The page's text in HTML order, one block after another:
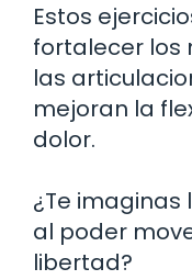
Estos
fortalecer los
las
mejoran la
dolor.
¿Te imaginas
al poder
libertad?